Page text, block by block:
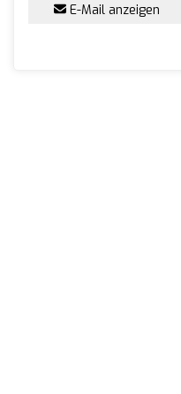
E-Mail anzeigen